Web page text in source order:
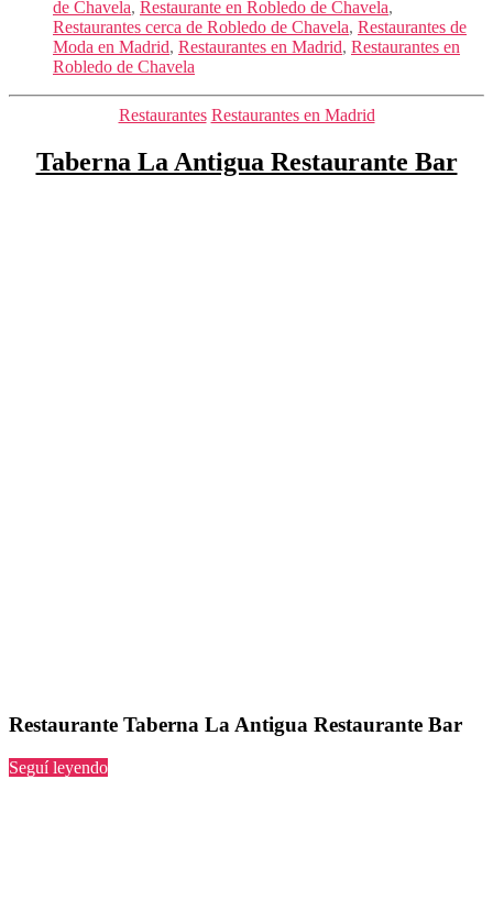
de Chavela, Restaurante en Robledo de Chavela,
Restaurantes cerca de Robledo de Chavela, Restaurantes de
Moda en Madrid, Restaurantes en Madrid, Restaurantes en
Robledo de Chavela
Categorías
Restaurantes Restaurantes en Madrid
Taberna La Antigua Restaurante Bar
Restaurante Taberna La Antigua Restaurante Bar
Seguí leyendo“Taberna